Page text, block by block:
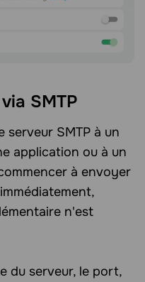
SMTP
SMTP à un
application ou à un
à envoyer
n'est
du serveur, le port,